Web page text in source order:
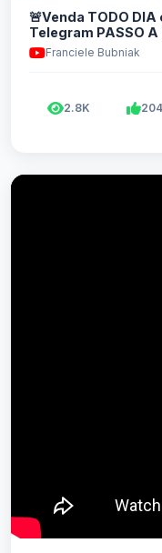
🚨Venda TODO DIA
Telegram PASSO A
Franciele Bubniak
2.8K 204